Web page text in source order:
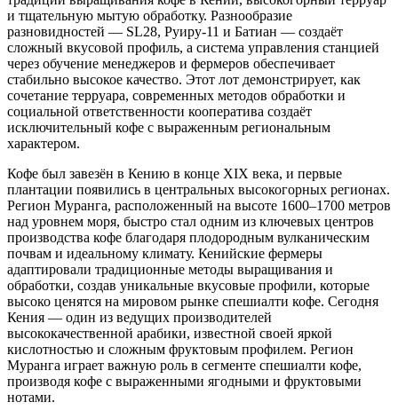
и тщательную мытую обработку. Разнообразие
разновидностей — SL28, Руиру-11 и Батиан — создаёт
сложный вкусовой профиль, а система управления станцией
через обучение менеджеров и фермеров обеспечивает
стабильно высокое качество. Этот лот демонстрирует, как
сочетание терруара, современных методов обработки и
социальной ответственности кооператива создаёт
исключительный кофе с выраженным региональным
характером.
Кофе был завезён в Кению в конце XIX века, и первые
плантации появились в центральных высокогорных регионах.
Регион Муранга, расположенный на высоте 1600–1700 метров
над уровнем моря, быстро стал одним из ключевых центров
производства кофе благодаря плодородным вулканическим
почвам и идеальному климату. Кенийские фермеры
адаптировали традиционные методы выращивания и
обработки, создав уникальные вкусовые профили, которые
высоко ценятся на мировом рынке спешиалти кофе. Сегодня
Кения — один из ведущих производителей
высококачественной арабики, известной своей яркой
кислотностью и сложным фруктовым профилем. Регион
Муранга играет важную роль в сегменте спешиалти кофе,
производя кофе с выраженными ягодными и фруктовыми
нотами.